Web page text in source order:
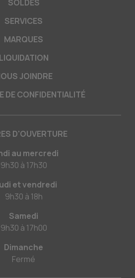
SOLDES
SERVICES
MARQUES
LIQUIDATION
JOINDRE
DE CONFIDENTIALITÉ
D'OUVERTURE
au mercredi
9h30 à 17h30
et vendredi
9h30 à 18h
Samedi
9h30 à 17h00
Dimanche
Fermé